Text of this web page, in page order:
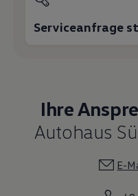
Lifestyle
Transport
Volkswagen
Serviceanfrage
Ihre
Autohaus
E-